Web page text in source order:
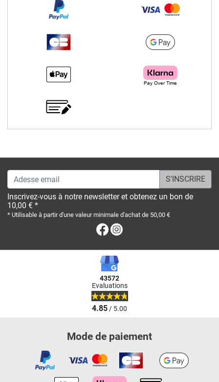
Adesse email
Inscrivez-vous à notre newsletter et obtenez un bon de
10,00 € *
* Utilisable à partir d'une valeur minimale d'achat de 50,00 €
Facebook
43572
Evaluations
4.85/ 5.00
Mode de paiement